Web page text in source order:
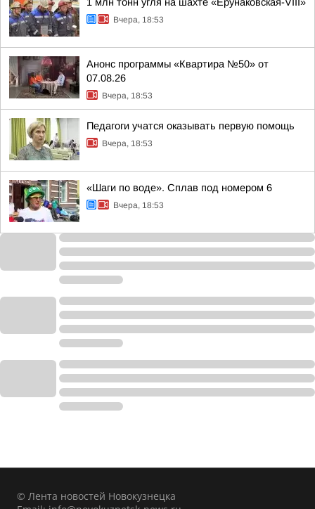
Вчера, 18:53
Анонс программы «Квартира №50» от
07.08.26
Вчера, 18:53
Педагоги учатся оказывать первую помощь
Вчера, 18:53
«Шаги по воде». Сплав под номером 6
Вчера, 18:53
© Лента новостей Новокузнецка